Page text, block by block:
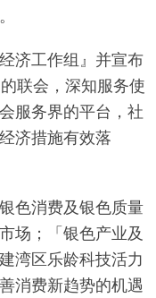
济工作组』并宣布
联会，深知服务使
服务界的平台，社
济措施有效落
色消费及银色质量
场；「银色产业及
湾区乐龄科技活力
消费新趋势的机遇